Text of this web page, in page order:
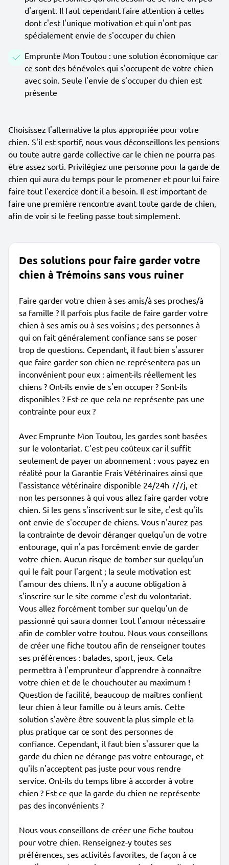
d'argent. Il faut cependant faire attention à celles
dont c'est l'unique motivation et qui n'ont pas
spécialement envie de s'occuper du chien
Emprunte Mon Toutou : une solution économique car
ce sont des bénévoles qui s'occupent de votre chien
avec soin. Seule l'envie de s'occuper du chien est
présente
Choisissez l'alternative la plus appropriée pour votre
chien. S'il est sportif, nous vous déconseillons les pensions
ou toute autre garde collective car le chien ne pourra pas
être assez sorti. Privilégiez une personne pour la garde de
chien qui aura du temps pour le promener et pour lui faire
faire tout l'exercice dont il a besoin. Il est important de
faire une première rencontre avant toute garde de chien,
afin de voir si le feeling passe tout simplement.
Des solutions pour faire garder votre
chien à Trémoins sans vous ruiner
Faire garder votre chien à ses amis/à ses proches/à
sa famille ? Il parfois plus facile de faire garder votre
chien à ses amis ou à ses voisins ; des personnes à
qui on fait généralement confiance sans se poser
trop de questions. Cependant, il faut bien s'assurer
que faire garder son chien ne représentera pas un
inconvénient pour eux : aiment-ils réellement les
chiens ? Ont-ils envie de s'en occuper ? Sont-ils
disponibles ? Est-ce que cela ne représente pas une
contrainte pour eux ?
Avec Emprunte Mon Toutou, les gardes sont basées
sur le volontariat. C'est peu coûteux car il suffit
seulement de payer un abonnement : vous payez en
réalité pour la Garantie Frais Vétérinaires ainsi que
l'assistance vétérinaire disponible 24/24h 7/7j, et
non les personnes à qui vous allez faire garder votre
chien. Si les gens s'inscrivent sur le site, c'est qu'ils
ont envie de s'occuper de chiens. Vous n'aurez pas
la contrainte de devoir déranger quelqu'un de votre
entourage, qui n'a pas forcément envie de garder
votre chien. Aucun risque de tomber sur quelqu'un
qui le fait pour l'argent ; la seule motivation est
l'amour des chiens. Il n'y a aucune obligation à
s'inscrire sur le site comme c'est du volontariat.
Vous allez forcément tomber sur quelqu'un de
passionné qui saura donner tout l'amour nécessaire
afin de combler votre toutou. Nous vous conseillons
de créer une fiche toutou afin de renseigner toutes
ses préférences : balades, sport, jeux. Cela
permettra à l'emprunteur d'apprendre à connaître
votre chien et de le chouchouter au maximum !
Question de facilité, beaucoup de maîtres confient
leur chien à leur famille ou à leurs amis. Cette
solution s'avère être souvent la plus simple et la
plus pratique car ce sont des personnes de
confiance. Cependant, il faut bien s'assurer que la
garde du chien ne dérange pas votre entourage, et
qu'ils n'acceptent pas juste pour vous rendre
service. Ont-ils du temps libre à accorder à votre
chien ? Est-ce que la garde du chien ne représente
pas des inconvénients ?
Nous vous conseillons de créer une fiche toutou
pour votre chien. Renseignez-y toutes ses
préférences, ses activités favorites, de façon à ce